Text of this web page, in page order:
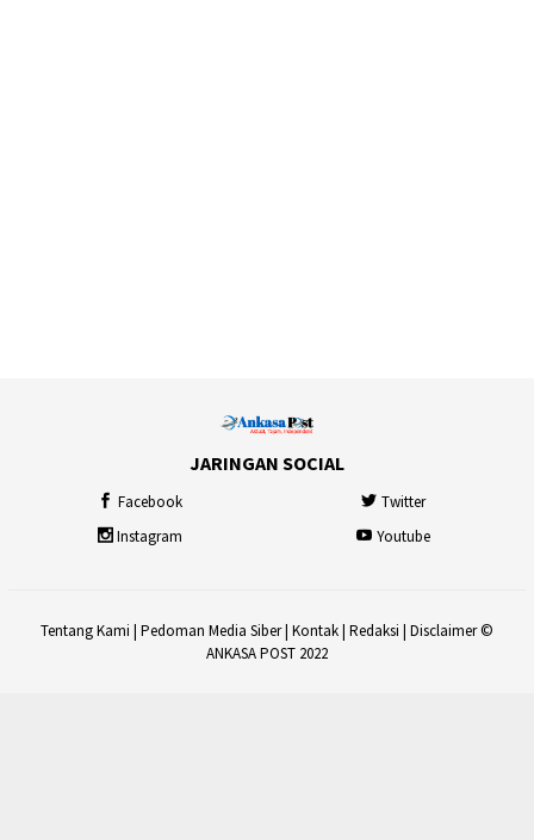
JARINGAN SOCIAL
Facebook
Twitter
Instagram
Youtube
Tentang Kami | Pedoman Media Siber| Kontak| Redaksi | Disclaimer©
ANKASA POST 2022